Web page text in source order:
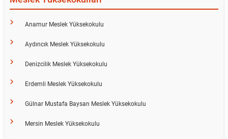
Anamur Meslek Yüksekokulu
Aydıncık Meslek Yüksekokulu
Denizcilik Meslek Yüksekokulu
Erdemli Meslek Yüksekokulu
Gülnar Mustafa Baysan Meslek Yüksekokulu
Mersin Meslek Yüksekokulu
Restorasyon ve Koruma Merkezi
Sürdürülebilir Çevre Uygulama ve Araştırma Merkezi